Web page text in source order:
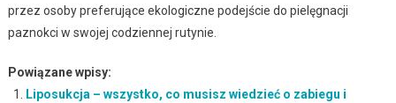
przez osoby preferujące ekologiczne podejście do pielęgnacji
paznokci w swojej codziennej rutynie.
Powiązane wpisy:
Liposukcja – wszystko, co musisz wiedzieć o zabiegu i